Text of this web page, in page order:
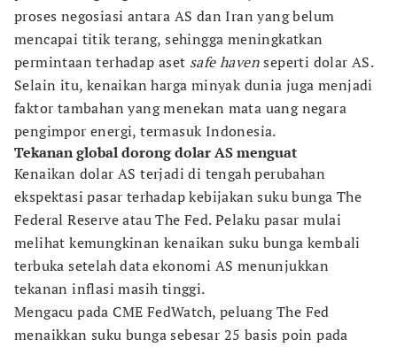
proses negosiasi antara AS dan Iran yang belum
mencapai titik terang, sehingga meningkatkan
permintaan terhadap aset safe havenseperti dolar AS.
Selain itu, kenaikan harga minyak dunia juga menjadi
faktor tambahan yang menekan mata uang negara
pengimpor energi, termasuk Indonesia.
Tekanan global dorong dolar AS menguat
Kenaikan dolar AS terjadi di tengah perubahan
ekspektasi pasar terhadap kebijakan suku bunga The
Federal Reserve atau The Fed. Pelaku pasar mulai
melihat kemungkinan kenaikan suku bunga kembali
terbuka setelah data ekonomi AS menunjukkan
tekanan inflasi masih tinggi.
Mengacu pada CME FedWatch, peluang The Fed
menaikkan suku bunga sebesar 25 basis poin pada